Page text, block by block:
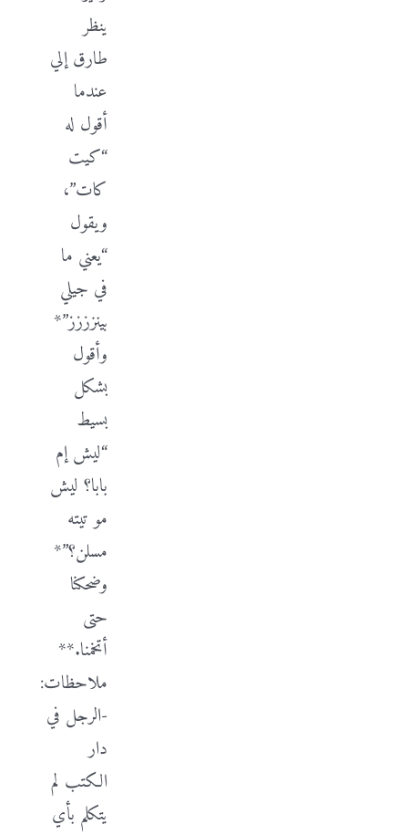
ينظر
طارق إلي
عندما
أقول له
“كيت
كات”،
ويقول
“يعني ما
في جيلي
بينزززز”*
وأقول
بشكل
بسيط
“ليش إم
بابا؟ ليش
مو تيته
مسلن؟”*
وضحكنا
حتى
أتخمنا.**
ملاحظات:
-الرجل في
دار
الكتب لم
يتكلم بأي